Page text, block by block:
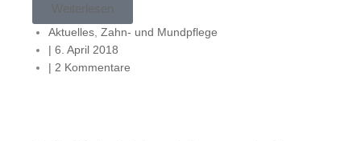
Weiterlesen
Aktuelles Zahn- und Mundpflege
| 6. April 2018
| 2 Kommentare